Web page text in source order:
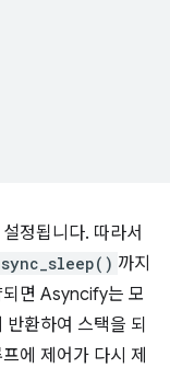
설정됩니다. 따라서
까지
되면 Asyncify는 모
환하여 스택을 되
에 제어가 다시 제